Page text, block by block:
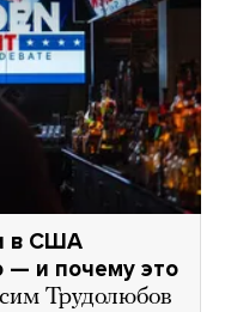
в США
— и почему это
Трудолюбов